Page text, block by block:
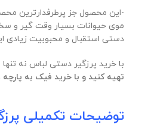
-این محصول جز پرطرفدارترین
موی حیوانات بسیار وقت گیر و
دستی استقبال و محبوبیت زیادی
با خرید پرزگیر دستی لباس نه
تهیه کنید و با خرید فیک به
توضیحات تکمیلی